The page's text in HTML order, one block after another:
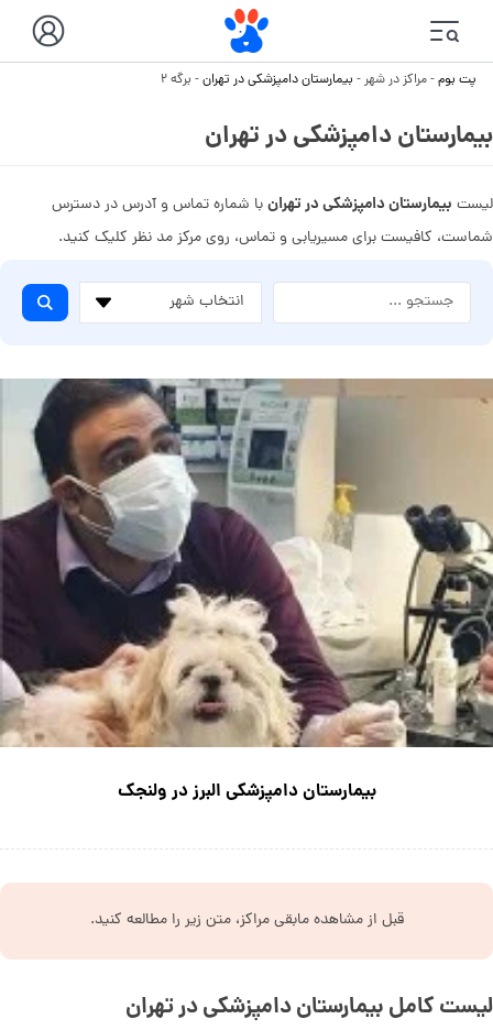
پت بوم-مراکز در شهر- بیمارستان دامپزشکی در تهران- برگه ۲
بیمارستان دامپزشکی در تهران
لیست بیمارستان دامپزشکی در تهرانبا شماره تماس و آدرس در دسترس
شماست، کافیست برای مسیریابی و تماس، روی مرکز مد نظر کلیک کنید.
بیمارستان دامپزشکی البرز در ولنجک
قبل از مشاهده مابقی مراکز، متن زیر را مطالعه کنید.
لیست کامل بیمارستان دامپزشکی در تهران